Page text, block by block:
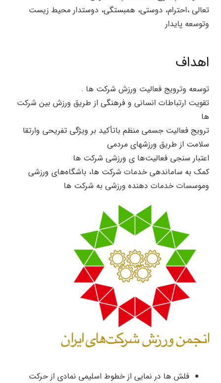
تعالی ،احترام، دوستی، همبستگی، دوستدار محیط زیست
وتوسعه پایدار
اهداف
توسعه وترویج فعالیت ورزش شرکت ها .
تقویت ارتباطات انسانی و فرهنگی از طریق ورزش بین شرکت
ها
ترویج فعالیت جسمی منظم باتأکید بر ویژگی تفریحی وارتقا
سلامت از طریق ورزشهای مردمی
اعتبار سنجی فعالیت‌ها ی ورزشی شرکت ها
کمک به ساماندهی خدمات شرکت ها، باشگاه‌های ورزشی
وموسسات خدمات دهنده ورزشی به شرکت ها
فلش ها در نمایی از خطوط اسلیمی نمادی از حرکت